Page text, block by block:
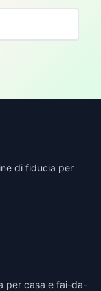
di fiducia per
per casa e fai-da-